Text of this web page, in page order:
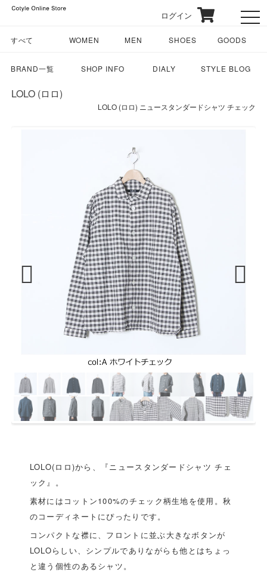
ログイン
すべて WOMEN MEN SHOES GOODS
BRAND一覧 SHOP INFO DIALY STYLE BLOG
LOLO (ロロ)
LOLO (ロロ) ニュースタンダードシャツ チェック
LOLO(ロロ)から、『ニュースタンダードシャツ チェ
ック』。
素材にはコットン100%のチェック柄生地を使用。秋
のコーディネートにぴったりです。
コンパクトな襟に、フロントに並ぶ大きなボタンが
LOLOらしい、シンプルでありながらも他とはちょっ
と違う個性のあるシャツ。